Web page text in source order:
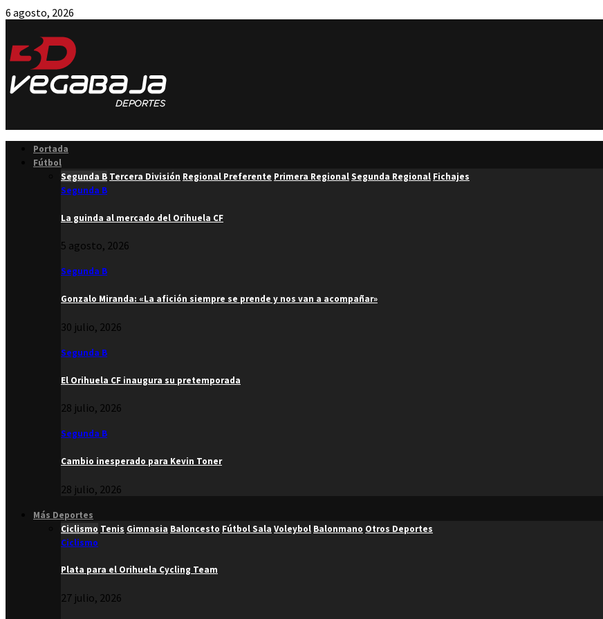
6 agosto, 2026
Portada
Fútbol
Segunda B Tercera División Regional Preferente Primera RegionalSegunda Regional Fichajes
Segunda B
La guinda al mercado del Orihuela CF
5 agosto, 2026
Segunda B
Gonzalo Miranda: «La afición siempre se prende y nos van a acompañar»
30 julio, 2026
Segunda B
El Orihuela CF inaugura su pretemporada
28 julio, 2026
Segunda B
Cambio inesperado para Kevin Toner
28 julio, 2026
Más Deportes
Ciclismo Tenis Gimnasia Baloncesto Fútbol Sala Voleybol Balonmano Otros Deportes
Ciclismo
Plata para el Orihuela Cycling Team
27 julio, 2026